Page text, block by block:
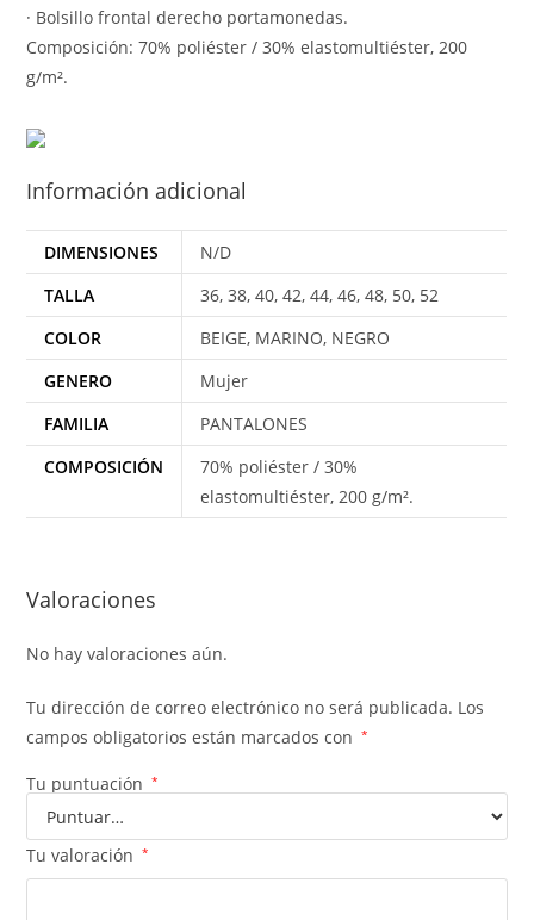
· Bolsillo frontal derecho portamonedas.
Composición: 70% poliéster / 30% elastomultiéster, 200
g/m².
Información adicional
DIMENSIONES
N/D
TALLA
36, 38, 40, 42, 44, 46, 48, 50, 52
COLOR
BEIGE, MARINO, NEGRO
GENERO
Mujer
FAMILIA
PANTALONES
COMPOSICIÓN
70% poliéster / 30%
elastomultiéster, 200 g/m².
Valoraciones
No hay valoraciones aún.
Tu dirección de correo electrónico no será publicada. Los
campos obligatorios están marcados con
*
Tu puntuación *
Tu valoración *